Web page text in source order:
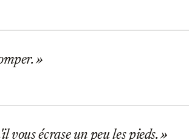
vous écrase un peu les pieds.